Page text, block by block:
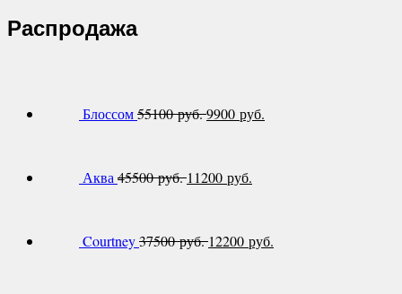
Распродажа
Блоссом55100 руб.9900 руб.
Аква 45500 руб. 11200 руб.
Courtney37500 руб. 12200 руб.